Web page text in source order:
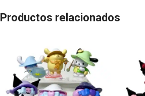
Productos relacionados